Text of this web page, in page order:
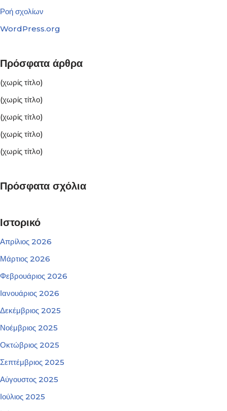
Ροή σχολίων
WordPress.org
Πρόσφατα άρθρα
(χωρίς τίτλο)
(χωρίς τίτλο)
(χωρίς τίτλο)
(χωρίς τίτλο)
(χωρίς τίτλο)
Πρόσφατα σχόλια
Ιστορικό
Απρίλιος 2026
Μάρτιος 2026
Φεβρουάριος 2026
Ιανουάριος 2026
Δεκέμβριος 2025
Νοέμβριος 2025
Οκτώβριος 2025
Σεπτέμβριος 2025
Αύγουστος 2025
Ιούλιος 2025